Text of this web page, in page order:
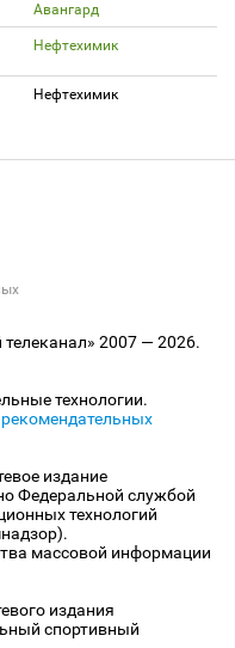
Авангард
Нефтехимик
Нефтехимик
2007 — 2026.
технологии.
издание
Федеральной службой
технологий
массовой информации
издания
спортивный